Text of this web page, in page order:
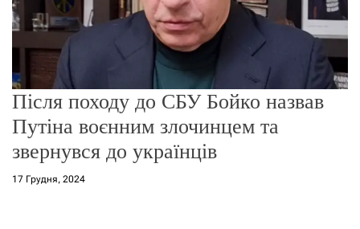
Після походу до СБУ Бойко назвав
Путіна воєнним злочинцем та
звернувся до українців
17 Грудня, 2024